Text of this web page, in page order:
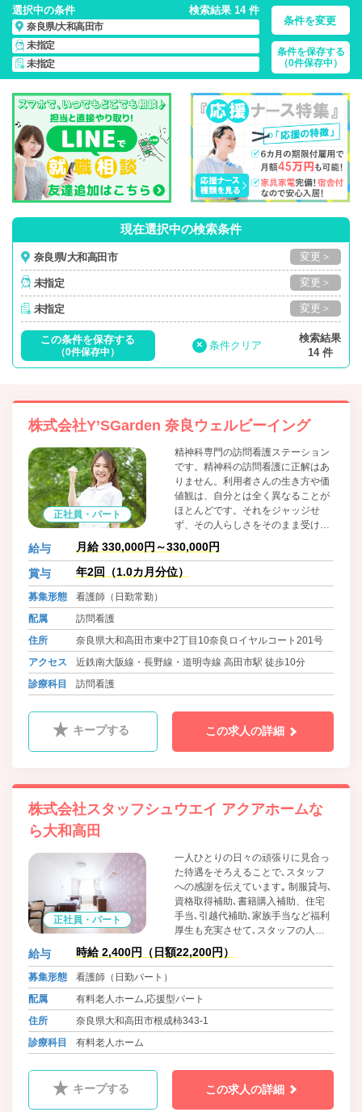
選択中の条件 検索結果 14 件
奈良県/大和高田市
未指定
未指定
条件を変更
条件を保存する
（0件保存中）
奈良県/大和高田市/正社員・パート・応援ナース・派遣の 看護
師求人・派遣・転職・募集一覧
現在選択中の検索条件
奈良県/大和高田市 変更＞
未指定 変更＞
未指定 変更＞
この条件を保存する
（0件保存中）
× 条件クリア
検索結果
14 件
株式会社Y’SGarden 奈良ウェルビーイング
正社員・パート
精神科専門の訪問看護ステーション
です。精神科の訪問看護に正解はあ
りません。利用者さんの生き方や価
値観は、自分とは全く異なることが
ほとんどです。それをジャッジせ
ず、その人らしさをそのまま受け止
めることは簡単ではないですが、そ
れができる人にとっては、これほど
やりがいのある仕事はないと思って
います。 生きる力を信じて、チーム
給与 月給 330,000円～330,000円
賞与 年2回（1.0カ月分位）
募集形態
看護師（日勤常勤）
配属
訪問看護
住所
奈良県大和高田市東中2丁目10奈良ロイヤルコート201号
アクセス
近鉄南大阪線・長野線・道明寺線 高田市駅 徒歩10分
診療科目
訪問看護
キープする この求人の詳細
株式会社スタッフシュウエイ アクアホームな
ら大和高田
正社員・パート
一人ひとりの日々の頑張りに見合っ
た待遇をそろえることで､スタッフ
への感謝を伝えています｡ 制服貸与､
資格取得補助､書籍購入補助、住宅
手当､引越代補助､家族手当など福利
厚生も充実させて､スタッフの人生
に寄りそえる会社を目指していま
す｡
給与 時給 2,400円（日額22,200円）
募集形態
看護師（日勤パート）
配属
有料老人ホーム,応援型パート
住所
奈良県大和高田市根成柿343-1
診療科目
有料老人ホーム
キープする この求人の詳細